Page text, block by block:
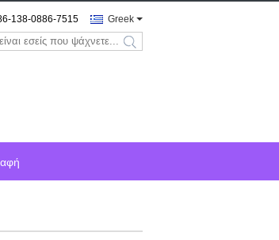
Greek
138-0886-7515
search